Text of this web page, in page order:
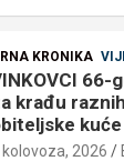
KRONIKA
66-
krađu
kuće
kolovoza, 2026